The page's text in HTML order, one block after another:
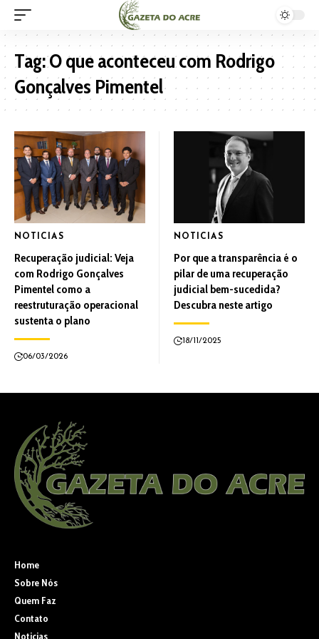
Tag:O que aconteceu com Rodrigo
Gonçalves Pimentel
NOTICIAS
Recuperação judicial: Veja
com Rodrigo Gonçalves
Pimentel como a
reestruturação operacional
sustenta o plano
06/03/2026
NOTICIAS
Por que a transparência é o
pilar de uma recuperação
judicial bem-sucedida?
Descubra neste artigo
18/11/2025
Home
Sobre Nós
Quem Faz
Contato
Noticias